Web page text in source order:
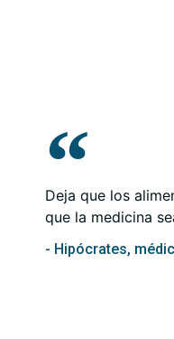
Deja que los
que la medicina
- Hipócrates,